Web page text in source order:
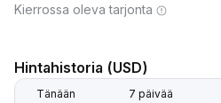
Kierrossa oleva tarjonta
Hintahistoria (USD)
Tänään 7 päivää